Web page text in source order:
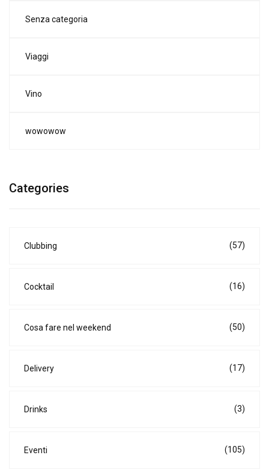
Senza categoria
Viaggi
Vino
wowowow
Categories
Clubbing (57)
Cocktail (16)
Cosa fare nel weekend (50)
Delivery (17)
Drinks (3)
Eventi (105)